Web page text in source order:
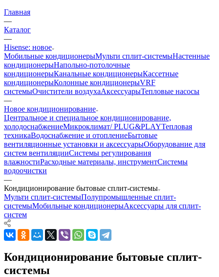
Главная
—
Каталог
—
Hisense: новое
Мобильные кондиционерыМульти сплит-системыНастенные
кондиционерыНапольно-потолочные
кондиционерыКанальные кондиционерыКассетные
кондиционерыКолонные кондиционерыVRF
системыОчистители воздухаАксессуарыТепловые насосы
—
Новое кондиционирование
Центральное и специальное кондиционирование,
холодоснабжениеМикроклимат/ PLUG&PLAYТепловая
техникаВодоснабжение и отоплениеБытовые
вентиляционные установки и аксессуарыОборудование для
систем вентиляцииСистемы регулирования
влажностиРасходные материалы, инструментСистемы
водоочистки
—
Кондиционирование бытовые сплит-системы
Мульти сплит-системыПолупромышленные сплит-
системыМобильные кондиционерыАксессуары для сплит-
систем
Кондиционирование бытовые сплит-
системы